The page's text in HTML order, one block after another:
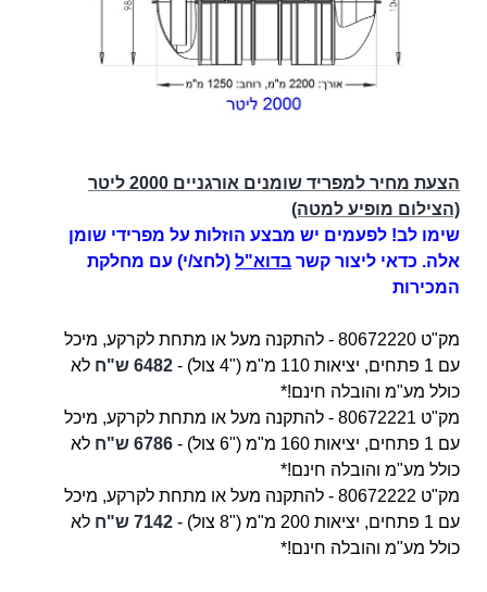
הצעת מחיר למפריד שומנים אורגניים 2000 ליטר
(הצילום מופיע למטה)
שימו לב! לפעמים יש מבצע הוזלות על מפרידי שומן
אלה. כדאי ליצור קשר בדוא"ל (לחצ/י) עם מחלקת
המכירות
מק"ט 80672220 - להתקנה מעל או מתחת לקרקע, מיכל
עם 1
פתחים, יציאות 110 מ"מ ("4 צול) - 6482 ש"ח
לא
כולל מע"מ והובלה חינם!*
מק"ט 80672221 -
להתקנה מעל או מתחת לקרקע, מיכל
עם 1
פתחים, יציאות 160 מ"מ ("6 צול) - 6786 ש"ח
לא
כולל מע"מ והובלה חינם!*
מק"ט 80672222 -
להתקנה מעל או מתחת לקרקע, מיכל
עם 1
פתחים, יציאות 200 מ"מ ("8 צול) - 7142 ש"ח
לא
כולל מע"מ והובלה חינם!*